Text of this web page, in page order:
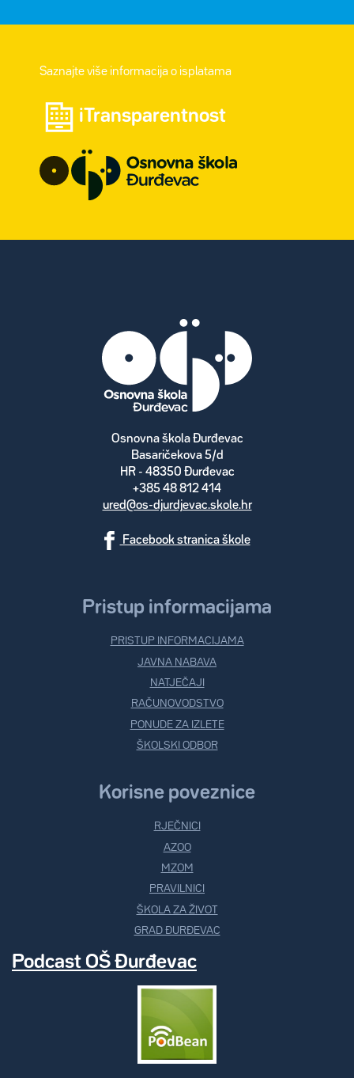
Saznajte više informacija o isplatama
iTransparentnost
Osnovna škola Đurđevac
Basaričekova 5/d
HR - 48350 Đurđevac
+385 48 812 414
ured@os-djurdjevac.skole.hr
Facebook stranica škole
Pristup informacijama
PRISTUP INFORMACIJAMA
JAVNA NABAVA
NATJEČAJI
RAČUNOVODSTVO
PONUDE ZA IZLETE
ŠKOLSKI ODBOR
Korisne poveznice
RJEČNICI
AZOO
MZOM
PRAVILNICI
ŠKOLA ZA ŽIVOT
GRAD ĐURĐEVAC
Podcast OŠ Đurđevac